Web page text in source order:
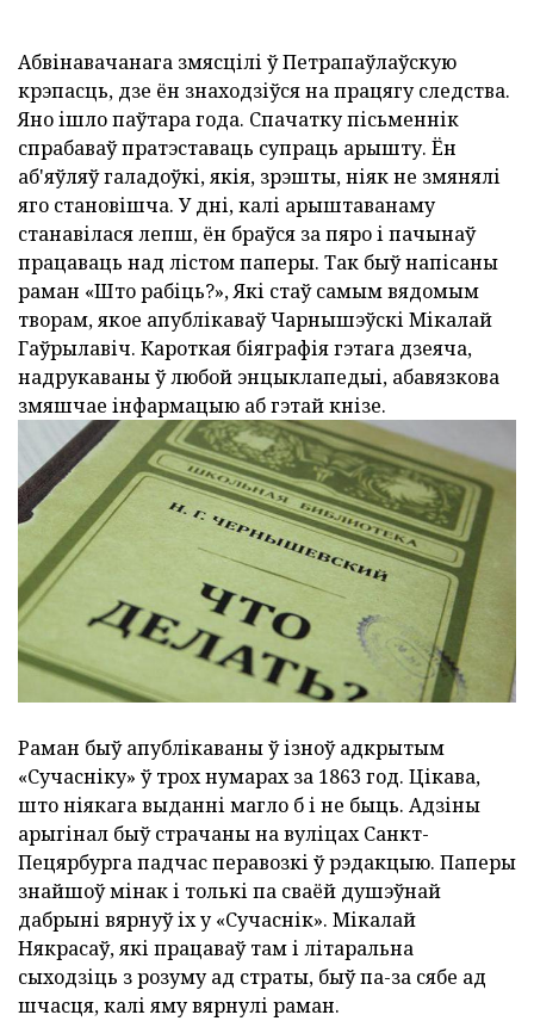
Абвінавачанага змясцілі ў Петрапаўлаўскую
крэпасць, дзе ён знаходзіўся на працягу следства.
Яно ішло паўтара года. Спачатку пісьменнік
спрабаваў пратэставаць супраць арышту. Ён
аб'яўляў галадоўкі, якія, зрэшты, ніяк не змянялі
яго становішча. У дні, калі арыштаванаму
станавілася лепш, ён браўся за пяро і пачынаў
працаваць над лістом паперы. Так быў напісаны
раман «Што рабіць?», Які стаў самым вядомым
творам, якое апублікаваў Чарнышэўскі Мікалай
Гаўрылавіч. Кароткая біяграфія гэтага дзеяча,
надрукаваны ў любой энцыклапедыі, абавязкова
змяшчае інфармацыю аб гэтай кнізе.
Раман быў апублікаваны ў ізноў адкрытым
«Сучасніку» ў трох нумарах за 1863 год. Цікава,
што ніякага выданні магло б і не быць. Адзіны
арыгінал быў страчаны на вуліцах Санкт-
Пецярбурга падчас перавозкі ў рэдакцыю. Паперы
знайшоў мінак і толькі па сваёй душэўнай
дабрыні вярнуў іх у «Сучаснік». Мікалай
Някрасаў, які працаваў там і літаральна
сыходзіць з розуму ад страты, быў па-за сябе ад
шчасця, калі яму вярнулі раман.